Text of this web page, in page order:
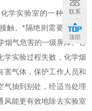
实验室的一种大型设
触。*隔绝则需要使用手
烟气危害的一级屏障。它
学实验过程失败，化学烟
害气体，保护工作人员和
气抽到别处，经适当处理
风能更有效地除去实验室
联系
顶部